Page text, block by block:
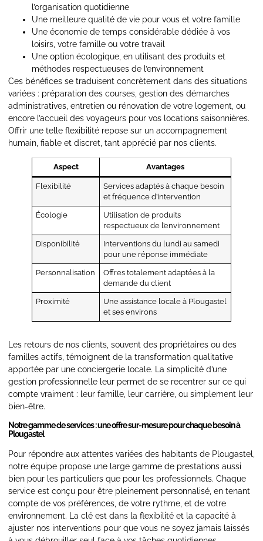
l’organisation quotidienne
Une meilleure qualité de vie pour vous et votre famille
Une économie de temps considérable dédiée à vos
loisirs, votre famille ou votre travail
Une option écologique, en utilisant des produits et
méthodes respectueuses de l’environnement
Ces bénéfices se traduisent concrètement dans des situations
variées : préparation des courses, gestion des démarches
administratives, entretien ou rénovation de votre logement, ou
encore l’accueil des voyageurs pour vos locations saisonnières.
Offrir une telle flexibilité repose sur un accompagnement
humain, fiable et discret, tant apprécié par nos clients.
Aspect Avantages
Flexibilité
Services adaptés à chaque besoin
et fréquence d’intervention
Écologie
Utilisation de produits
respectueux de l’environnement
Disponibilité
Interventions du lundi au samedi
pour une réponse immédiate
Personnalisation
Offres totalement adaptées à la
demande du client
Proximité
Une assistance locale à Plougastel
et ses environs
Les retours de nos clients, souvent des propriétaires ou des
familles actifs, témoignent de la transformation qualitative
apportée par une conciergerie locale. La simplicité d’une
gestion professionnelle leur permet de se recentrer sur ce qui
compte vraiment : leur famille, leur carrière, ou simplement leur
bien-être.
Notre gamme de services : une offre sur-mesure pour chaque besoin à
Plougastel
Pour répondre aux attentes variées des habitants de Plougastel,
notre équipe propose une large gamme de prestations aussi
bien pour les particuliers que pour les professionnels. Chaque
service est conçu pour être pleinement personnalisé, en tenant
compte de vos préférences, de votre rythme, et de votre
environnement. La clé est dans la flexibilité et la capacité à
ajuster nos interventions pour que vous ne soyez jamais laissés